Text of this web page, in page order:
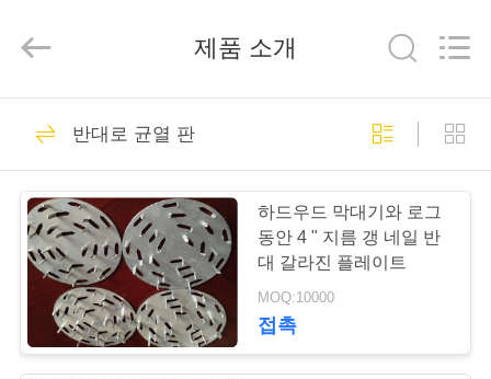
제
품
사
COUNTY
JIAFU
MANUFACTURING
늑골 욋가지 메시
72
제품 소개
반대로 균열 판
하드우드 막대기와 로그
동안 4 " 지름 갱 네일 반
대 갈라진 플레이트
MOQ:10000
접촉